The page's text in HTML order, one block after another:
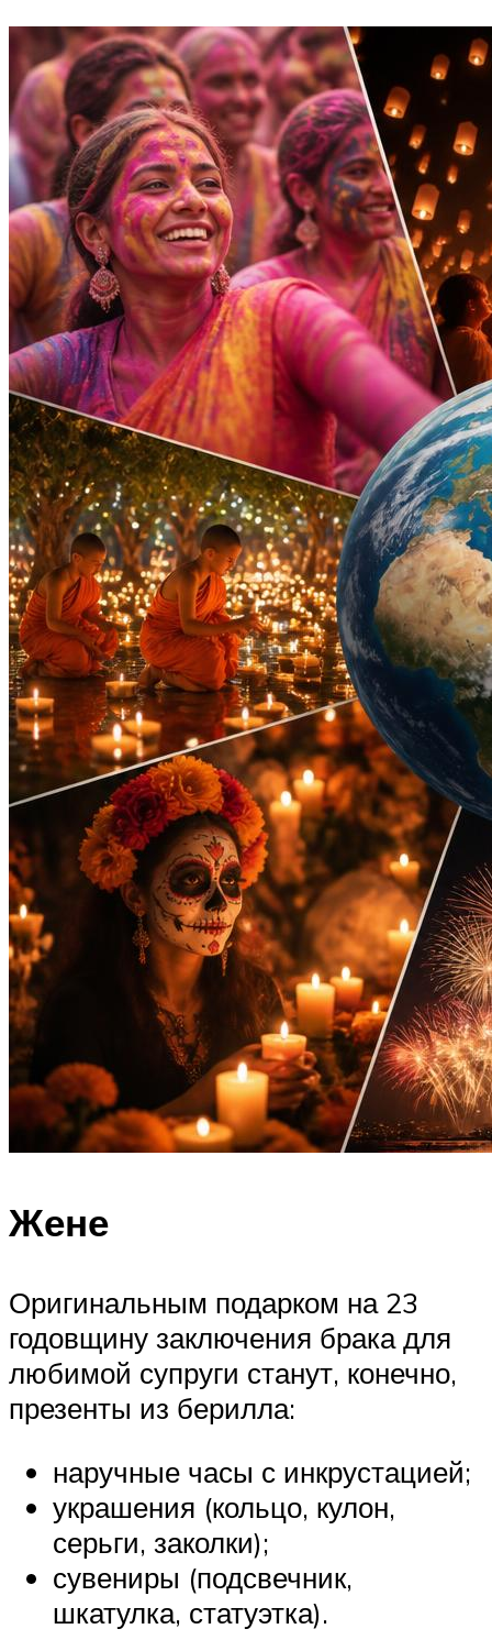
Жене
Оригинальным подарком на 23
годовщину заключения брака для
любимой супруги станут, конечно,
презенты из берилла:
наручные часы с инкрустацией;
украшения (кольцо, кулон,
серьги, заколки);
сувениры (подсвечник,
шкатулка, статуэтка).